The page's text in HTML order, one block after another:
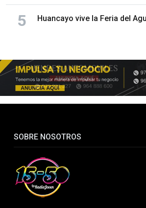
Huancayo vive la Feria del
SOBRE NOSOTROS